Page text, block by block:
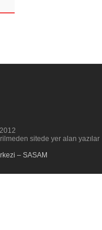
sitede yer alan yazılar
– SASAM